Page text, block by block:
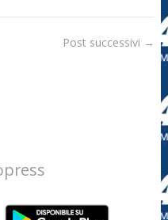
Post successivi →